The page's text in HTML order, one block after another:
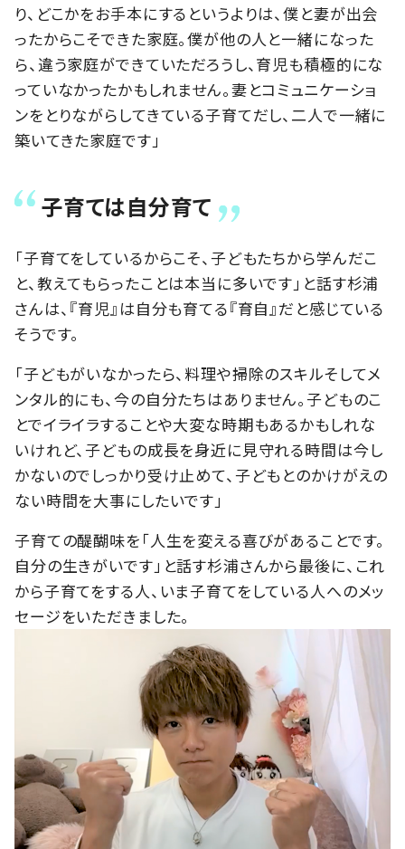
り、どこかをお手本にするというよりは、僕と妻が出会
ったからこそできた家庭。僕が他の人と一緒になった
ら、違う家庭ができていただろうし、育児も積極的にな
っていなかったかもしれません。妻とコミュニケーショ
ンをとりながらしてきている子育てだし、二人で一緒に
築いてきた家庭です」
子育ては自分育て
「子育てをしているからこそ、子どもたちから学んだこ
と、教えてもらったことは本当に多いです」と話す杉浦
さんは、『育児』は自分も育てる『育自』だと感じている
そうです。
「子どもがいなかったら、料理や掃除のスキルそしてメ
ンタル的にも、今の自分たちはありません。子どものこ
とでイライラすることや大変な時期もあるかもしれな
いけれど、⼦どもの成⻑を身近に見守れる時間は今し
かないのでしっかり受け止めて、子どもとのかけがえの
ない時間を大事にしたいです」
子育ての醍醐味を「人生を変える喜びがあることです。
自分の生きがいです」と話す杉浦さんから最後に、これ
から子育てをする人、いま子育てをしている人へのメッ
セージをいただきました。